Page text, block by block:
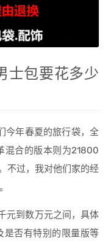
士包要花多少
今年春夏的旅行袋，全
混合的版本则为21800
不过，我对他们家的经
元到数万元之间，具体
是否有特别的限量版等